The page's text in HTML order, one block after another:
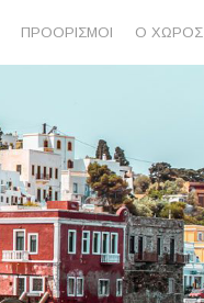
ΠΡΟΟΡΙΣΜΟΙ Ο ΧΩΡΟΣ